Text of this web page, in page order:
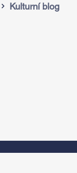
Kulturní blog